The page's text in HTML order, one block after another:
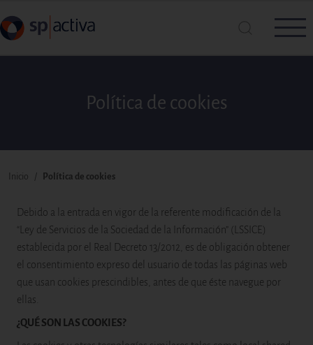
Busca en SP|Activa
Política de cookies
Ruta de navegación
Inicio Política de cookies
Debido a la entrada en vigor de la referente modificación de la
“Ley de Servicios de la Sociedad de la Información” (LSSICE)
establecida por el Real Decreto 13/2012, es de obligación obtener
el consentimiento expreso del usuario de todas las páginas web
que usan cookies prescindibles, antes de que éste navegue por
ellas.
¿QUÉ SON LAS COOKIES?